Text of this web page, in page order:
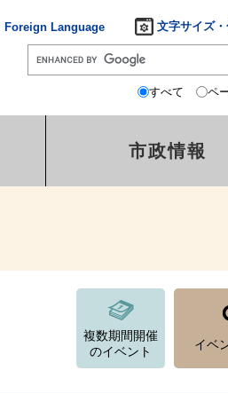
Foreign Language 文字サイズ
すべて ペ
市政情報
複数期間開催
のイベント
イベ